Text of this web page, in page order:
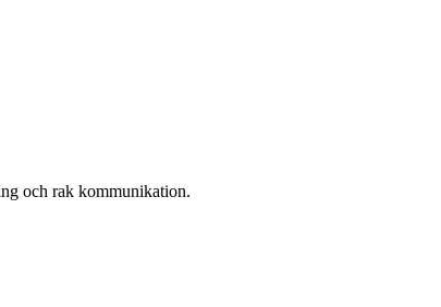
och rak kommunikation.